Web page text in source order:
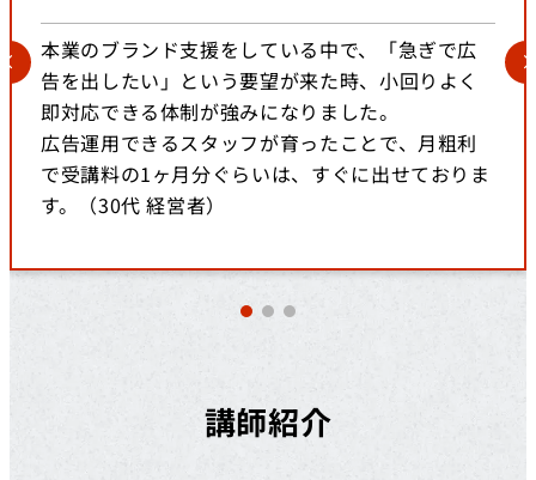
本業のブランド支援をしている中で、「急ぎで広
告を出したい」という要望が来た時、小回りよく
即対応できる体制が強みになりました。
広告運用できるスタッフが育ったことで、月粗利
で受講料の1ヶ月分ぐらいは、すぐに出せておりま
す。（30代 経営者）
講師紹介